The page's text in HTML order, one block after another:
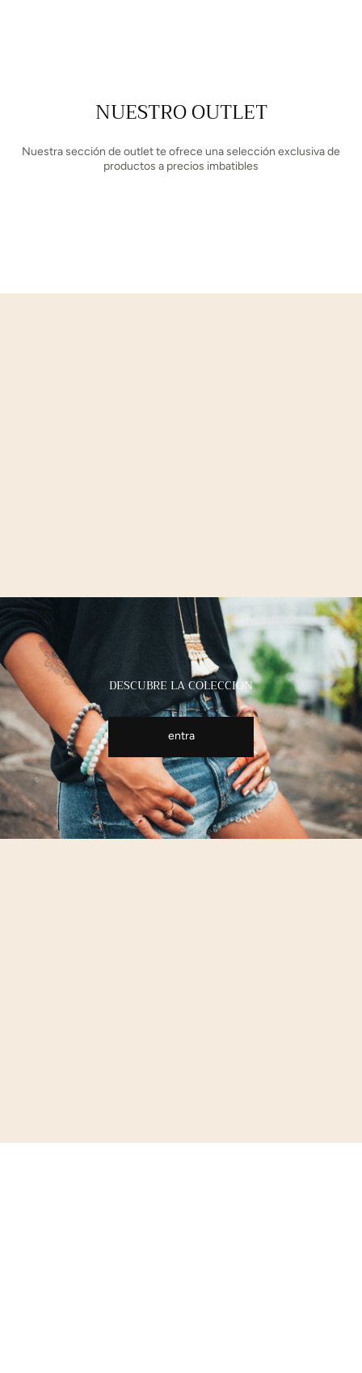
NUESTRO OUTLET
Nuestra sección de outlet te ofrece una selección exclusiva de
productos a precios imbatibles
DESCUBRE LA COLECCIÓN
entra